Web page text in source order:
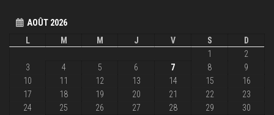
AOÛT 2026
L
M M J V S
D
1
2
3
4 5 6 7 8
9
10
11 12 13 14 15
16
17
18 19 20 21 22
23
24
25 26 27 28 29 30